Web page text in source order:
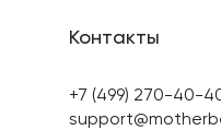
Контакты
+7 (499) 270-40-